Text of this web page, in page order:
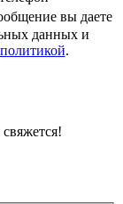
вы даете
данных и
политикой.